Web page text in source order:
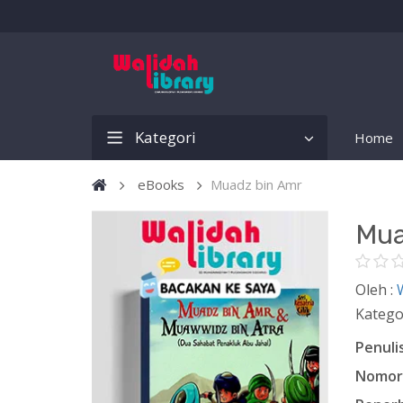
Kategori Home
eBooks Muadz bin Amr
Oleh :